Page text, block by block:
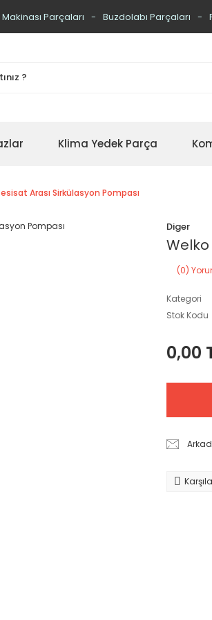
Makinası Parçaları Buzdolabı Parçaları
Klima Yedek Parça
Arası Sirkülasyon Pompası
Diger
Welko
(0)
Kategori
Stok Kodu
0,00